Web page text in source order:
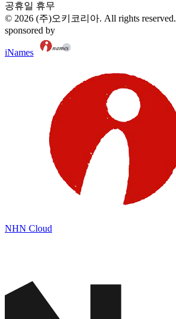
공휴일 휴무
© 2026 (주)오키코리아. All rights reserved.
sponsored by
iNames
NHN Cloud